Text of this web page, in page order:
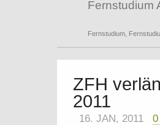
Fernstudium
Fernstudium
ZFH
2011
16. JAN, 2011